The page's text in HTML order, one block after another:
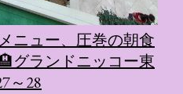
ニュー、圧巻の朝食
グランドニッコー東
～28